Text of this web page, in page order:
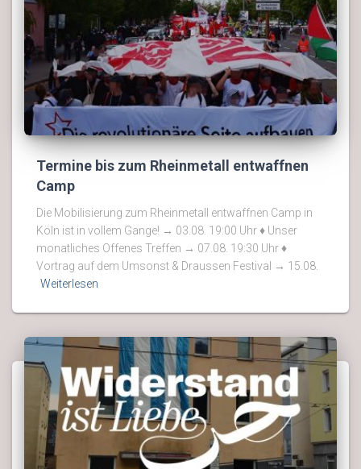
Termine bis zum Rheinmetall entwaffnen
Camp
Die Mobilisierung zum Rheinmetall entwaffnen Camp in
Köln ist in vollem Gange! → 03.08. 19:00 Uhr ♦ Unser
monatliches Offenes Treffen → 07.08. 19:30 Uhr ♦
Vortrag auf dem Umsonst & Draussen Festival → 15.08.
Weiterlesen